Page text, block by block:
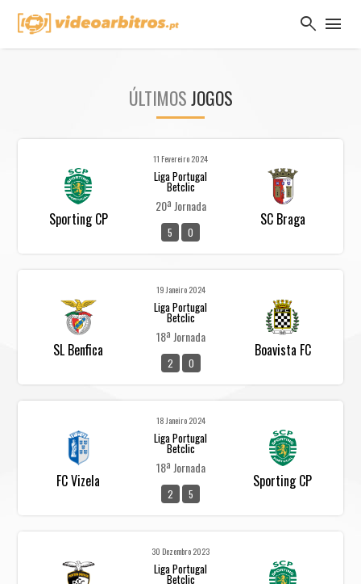
search menu
ÚLTIMOSJOGOS
Sporting CP
11 Fevereiro 2024
Liga Portugal
Betclic
20ª Jornada
5 0
SC Braga
SL Benfica
19 Janeiro 2024
Liga Portugal
Betclic
18ª Jornada
2 0
Boavista FC
FC Vizela
18 Janeiro 2024
Liga Portugal
Betclic
18ª Jornada
2 5
Sporting CP
30 Dezembro 2023
Liga Portugal
Betclic